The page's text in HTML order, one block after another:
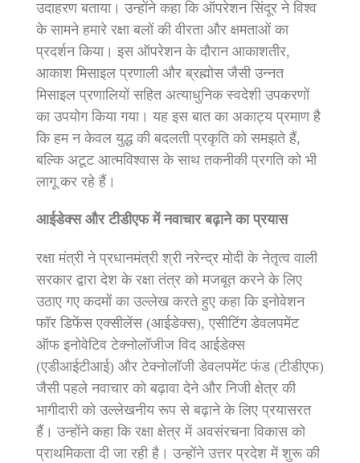
उदाहरण बताया। उन्होंने कहा कि ऑपरेशन सिंदूर ने विश्व
के सामने हमारे रक्षा बलों की वीरता और क्षमताओं का
प्रदर्शन किया। इस ऑपरेशन के दौरान आकाशतीर,
आकाश मिसाइल प्रणाली और ब्रह्मोस जैसी उन्नत
मिसाइल प्रणालियों सहित अत्याधुनिक स्वदेशी उपकरणों
का उपयोग किया गया। यह इस बात का अकाट्य प्रमाण है
कि हम न केवल युद्ध की बदलती प्रकृति को समझते हैं,
बल्कि अटूट आत्मविश्वास के साथ तकनीकी प्रगति को भी
लागू कर रहे हैं।
आईडेक्स और टीडीएफ में नवाचार बढ़ाने का प्रयास
रक्षा मंत्री ने प्रधानमंत्री श्री नरेन्‍द्र मोदी के नेतृत्व वाली
सरकार द्वारा देश के रक्षा तंत्र को मजबूत करने के लिए
उठाए गए कदमों का उल्लेख करते हुए कहा कि इनोवेशन
फॉर डिफेंस एक्सीलेंस (आईडेक्स), एसीटिंग डेवलपमेंट
ऑफ इनोवेटिव टेक्नोलॉजीज विद आईडेक्स
(एडीआईटीआई) और टेक्नोलॉजी डेवलपमेंट फंड (टीडीएफ)
जैसी पहले नवाचार को बढ़ावा देने और निजी क्षेत्र की
भागीदारी को उल्लेखनीय रूप से बढ़ाने के लिए प्रयासरत
हैं। उन्होंने कहा कि रक्षा क्षेत्र में अवसंरचना विकास को
प्राथमिकता दी जा रही है। उन्होंने उत्तर प्रदेश में शुरू की